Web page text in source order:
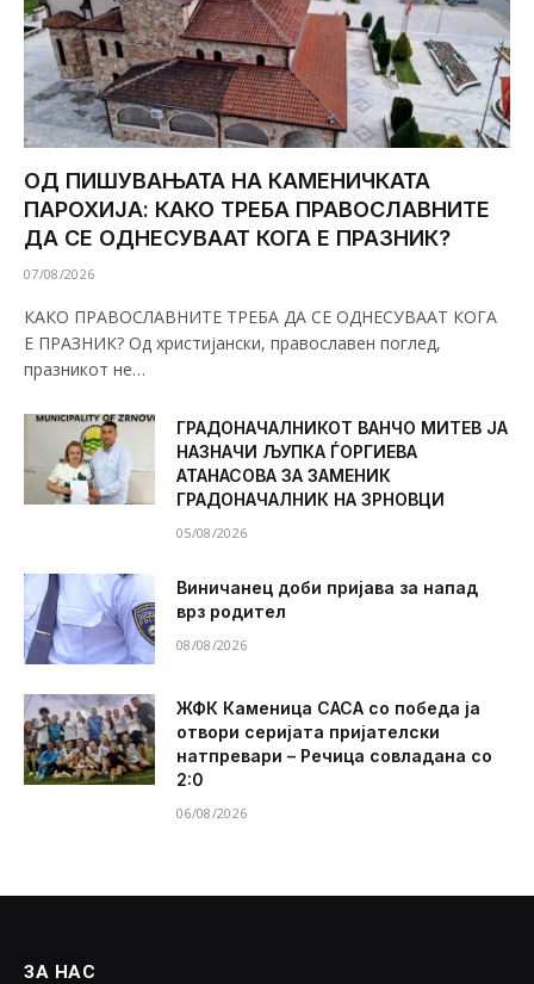
ОД ПИШУВАЊАТА НА КАМЕНИЧКАТА
ПАРОХИЈА: КАКО ТРЕБА ПРАВОСЛАВНИТЕ
ДА СЕ ОДНЕСУВААТ КОГА Е ПРАЗНИК?
07/08/2026
КАКО ПРАВОСЛАВНИТЕ ТРЕБА ДА СЕ ОДНЕСУВААТ КОГА
Е ПРАЗНИК? Од христијански, православен поглед,
празникот не…
ГРАДОНАЧАЛНИКОТ ВАНЧО МИТЕВ ЈА
НАЗНАЧИ ЉУПКА ЃОРГИЕВА
АТАНАСОВА ЗА ЗАМЕНИК
ГРАДОНАЧАЛНИК НА ЗРНОВЦИ
05/08/2026
Виничанец доби пријава за напад
врз родител
08/08/2026
ЖФК Каменица САСА со победа ја
отвори серијата пријателски
натпревари – Речица совладана со
2:0
06/08/2026
ЗА НАС